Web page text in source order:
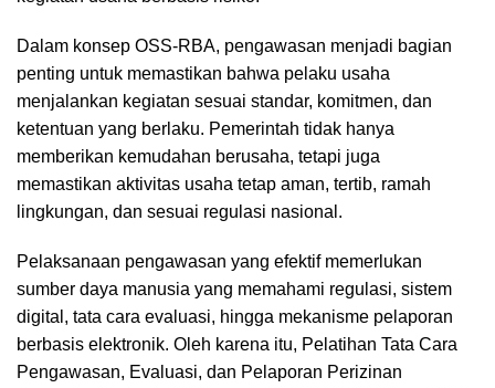
Dalam konsep OSS-RBA, pengawasan menjadi bagian
penting untuk memastikan bahwa pelaku usaha
menjalankan kegiatan sesuai standar, komitmen, dan
ketentuan yang berlaku. Pemerintah tidak hanya
memberikan kemudahan berusaha, tetapi juga
memastikan aktivitas usaha tetap aman, tertib, ramah
lingkungan, dan sesuai regulasi nasional.
Pelaksanaan pengawasan yang efektif memerlukan
sumber daya manusia yang memahami regulasi, sistem
digital, tata cara evaluasi, hingga mekanisme pelaporan
berbasis elektronik. Oleh karena itu, Pelatihan Tata Cara
Pengawasan, Evaluasi, dan Pelaporan Perizinan